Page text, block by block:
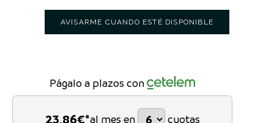
AVISARME CUANDO ESTÉ DISPONIBLE
Págalo a plazos con
23,86€*al mes en cuotas